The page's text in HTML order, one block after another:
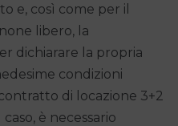
e, così come per il
libero, la
dichiarare la propria
condizioni
di locazione 3+2
è necessario